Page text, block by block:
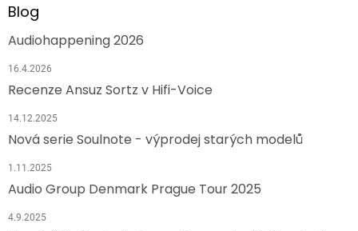
Blog
Audiohappening 2026
16.4.2026
Recenze Ansuz Sortz v Hifi-Voice
14.12.2025
Nová serie Soulnote - výprodej starých modelů
1.11.2025
Audio Group Denmark Prague Tour 2025
4.9.2025